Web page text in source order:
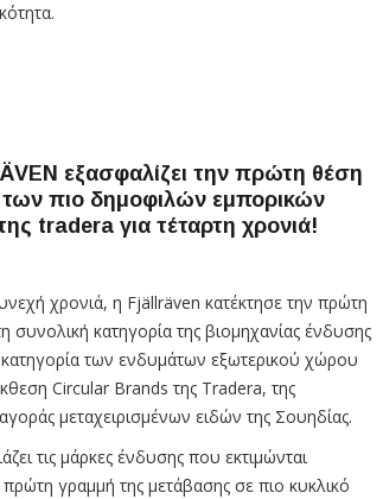
εξασφαλίζει την πρώτη θέση
των πιο δημοφιλών εμπορικών
tradera για τέταρτη χρονιά!
χρονιά, η Fjällräven κατέκτησε την πρώτη
συνολική κατηγορία της βιομηχανίας ένδυσης
των ενδυμάτων εξωτερικού χώρου
Circular Brands της Tradera, της
μεταχειρισμένων ειδών της Σουηδίας.
τις μάρκες ένδυσης που εκτιμώνται
γραμμή της μετάβασης σε πιο κυκλικό